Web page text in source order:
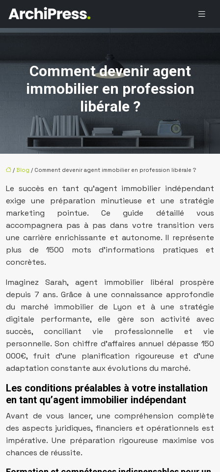
Comment devenir agent
immobilier en profession
libérale ?
/ Blog / Comment devenir agent immobilier en profession libérale ?
Le succès en tant qu’agent immobilier indépendant
exige une préparation minutieuse et une stratégie
marketing pointue. Ce guide détaillé vous
accompagnera pas à pas dans votre transition vers
une carrière enrichissante et autonome. Il représente
plus de 1500 mots d’informations pratiques et
concrètes.
Imaginez Sarah, agent immobilier libéral prospère
depuis 7 ans. Grâce à une connaissance approfondie
du marché immobilier de Lyon et à une stratégie
digitale performante, elle gère son activité avec
succès, conciliant vie professionnelle et vie
personnelle. Son chiffre d’affaires annuel dépasse 150
000€, fruit d’une planification rigoureuse et d’une
adaptation constante aux évolutions du marché.
Les conditions préalables à votre installation
en tant qu’agent immobilier indépendant
Avant de vous lancer, une compréhension complète
des aspects juridiques, financiers et opérationnels est
impérative. Une préparation rigoureuse maximise vos
chances de réussite.